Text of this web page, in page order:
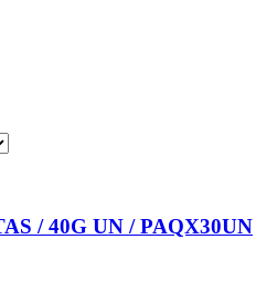
/ 40G UN / PAQX30UN